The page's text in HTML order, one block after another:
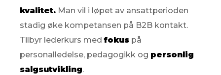
kvalitet. Man vil i løpet av ansattperioden
stadig øke kompetansen på B2B kontakt.
Tilbyr lederkurs medfokus på
personalledelse, pedagogikk og personlig
salgsutvikling.